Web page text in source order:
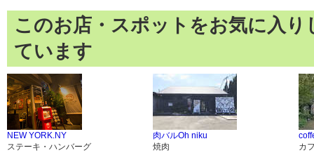
このお店・スポットをお気に入
ています
NEW YORK.NY
ステーキ・ハンバーグ
肉バルOh niku
焼肉
カ